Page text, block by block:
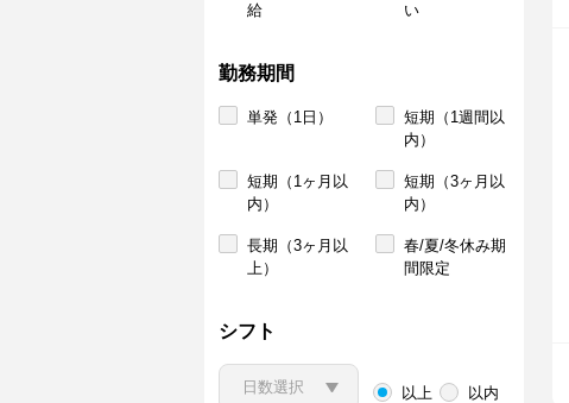
給
い
勤務期間
単発（1日）
短期（1週間以
内）
短期（1ヶ月以
内）
短期（3ヶ月以
内）
長期（3ヶ月以
上）
春/夏/冬休み期
間限定
シフト
以上 以内